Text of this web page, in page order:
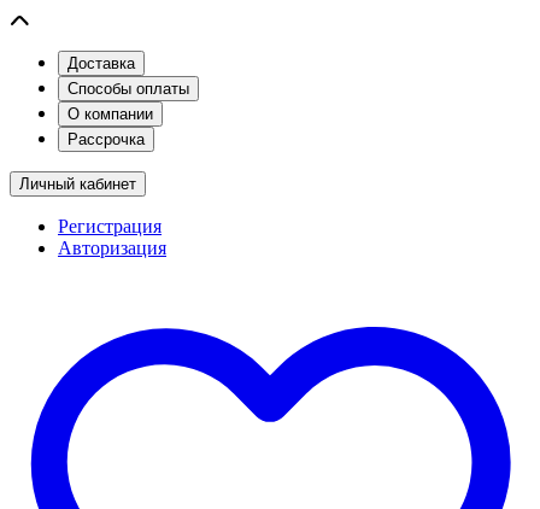
Доставка
Способы оплаты
О компании
Рассрочка
Личный кабинет
Регистрация
Авторизация